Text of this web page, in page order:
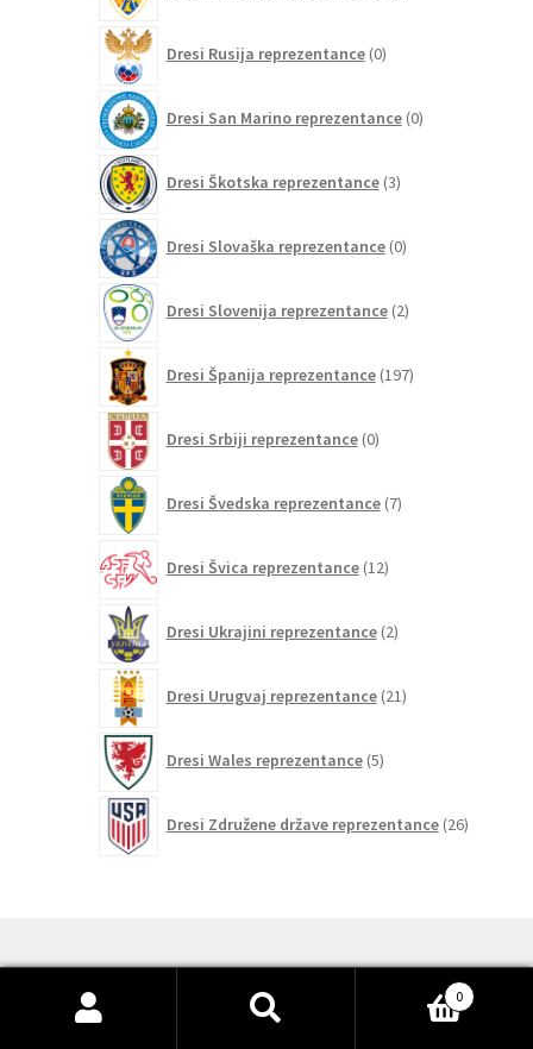
Dresi Rusija reprezentance 0izdelkov
Dresi San Marino reprezentance 0izdelkov
Dresi Škotska reprezentance 3izdelki
Dresi Slovaška reprezentance 0izdelkov
Dresi Slovenija reprezentance 2izdelka
Dresi Španija reprezentance 197izdelkov
Dresi Srbiji reprezentance 0izdelkov
Dresi Švedska reprezentance 7izdelkov
Dresi Švica reprezentance 12izdelkov
Dresi Ukrajini reprezentance 2izdelka
Dresi Urugvaj reprezentance 21izdelkov
Dresi Wales reprezentance 5izdelkov
Dresi Združene države reprezentance 26izdelkov
© Otroški nogometni dresi 2026
0